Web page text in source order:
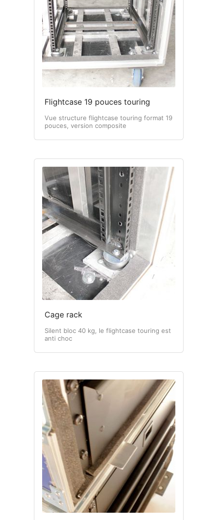
Visserie & rondelles
Flight cases référencés
Support
Contact
Flightcase 19 pouces touring
Vue structure flightcase touring format 19
pouces, version composite
Cage rack
Silent bloc 40 kg, le flightcase touring est
anti choc